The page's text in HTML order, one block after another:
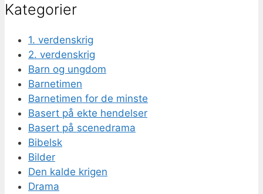
Kategorier
1. verdenskrig
2. verdenskrig
Barn og ungdom
Barnetimen
Barnetimen for de minste
Basert på ekte hendelser
Basert på scenedrama
Bibelsk
Bilder
Den kalde krigen
Drama